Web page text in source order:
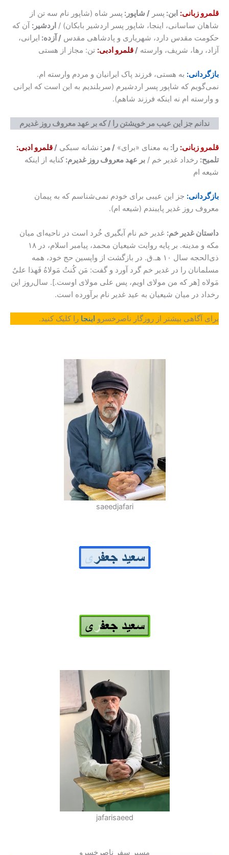
قلمرو زبانی: ابن: پسر / شاپور: پسر شاه (شاپور نام سه تن از
شاهان ساسانی، اینجا، شاپور پسر اردشیر بابکان) / اردشیر: آن که
حکومت مقدس دارد، شهریاری و پادشاهی مقدس / آزده: ایرانی،
آزاد، رها، شریف، وارسته /قلمرو ادبی: تن: مجاز از هستی
بازگردانی: به هستی، فرزند پاک ایرانیان و مردم وارسته ام.
نمی‌گویم که شاپور پسر اردشیرم (سربلندیم به این است که ایرانی
و وارسته ام نه اینکه فرزند شاهم).
ندانم جز این عیب مر خویشتن را / که بر عهد معروف روز غدیرم
قلمرو زبانی: را: به معنای «برای» / مر: نشانه سبکی /قلمرو ادبی:
تلمیح: رخداد غدیر خم / بر عهد معروف روز غدیرم: کنایه از اینکه
شیعه ام
بازگردانی: جز این عیبی برای خودم نمی‌شناسم که به پیمان
معروف روز غدیر پایبندم (شیعه ام).
داستان غدیر خم: غدیر خم نام آبگیری خُرد است در ناحیه‌ای میان
مکه و مدینه. بر پایه روایت‌ شیعیان محمد، پیامبر اسلام، در ۱۸
ذی‌الحجه سال ۱۰ هـ.ق. در بازگشت از واپسین حج خود، همه
مسلمانان را در غدیر خم گرد آورد و گفت: مَن کُنتُ مَولاهُ فَهذا علیٌ
مَولاه [هر که من مولای اویم، پس علی مولای اوست.]. سال‌روز این
رخداد در میان شیعیان به عید غدیر نام برآورده است.
برای آگاهی بیشتر از روزگار ناصرخسرو اینجا را کلیک کنید.
saeedjafari
jafarisaeed
مسیر سفر ناصرخسرو